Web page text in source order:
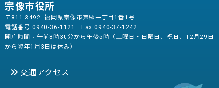
宗像市役所
〒811-3492 福岡県宗像市東郷一丁目1番1号
電話番号:0940-36-1121
Fax:0940-37-1242
開庁時間：午前8時30分から午後5時（土曜日・日曜日、祝日、12月29日
から翌年1月3日は休み）
交通アクセス